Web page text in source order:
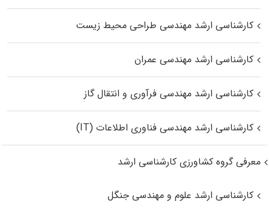
کارشناسی ارشد مهندسی طراحی محیط زیست
کارشناسی ارشد مهندسی عمران
کارشناسی ارشد مهندسی فرآوری و انتقال گاز
کارشناسی ارشد مهندسی فناوری اطلاعات (IT)
معرفی گروه کشاورزی کارشناسی ارشد
کارشناسی ارشد علوم و مهندسی جنگل